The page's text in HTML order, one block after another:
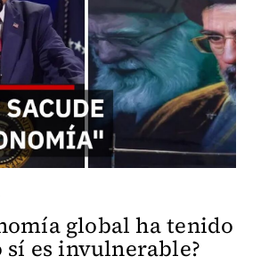
global ha tenido
sí es invulnerable?